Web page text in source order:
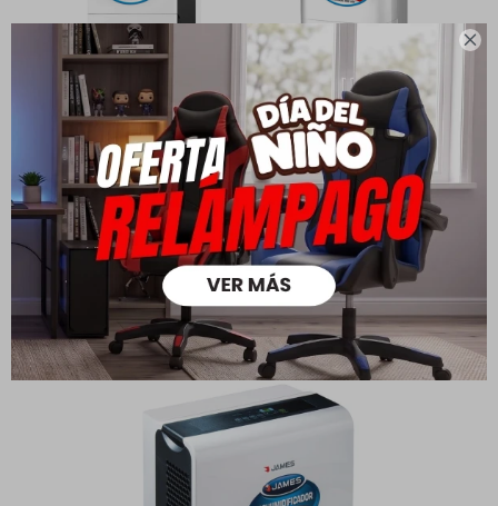

Deshumidificador DJ-10 DN
- James
USD240,00 USD 336,00
USD 168,00
USD192,00
Deshumidificador DJ-20
DF - James
USD280,00 USD 395,00
USD 196,00
224,00